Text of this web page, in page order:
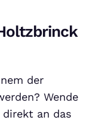
der
Wende
an das